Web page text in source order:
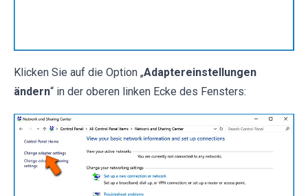
Klicken Sie auf die Option „Adaptereinstellungen
ändern“ in der oberen linken Ecke des Fensters: